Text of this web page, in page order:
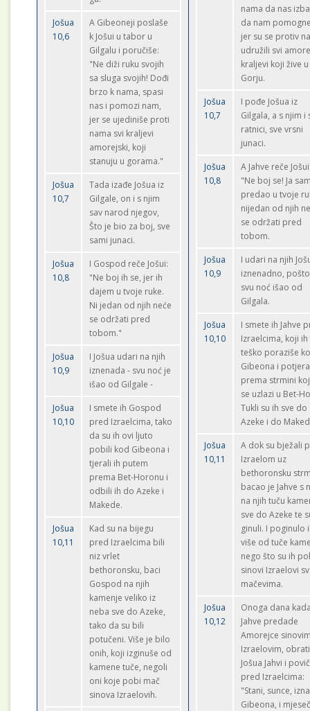
Jošua
10,6
A Gibeoneji poslaše
k Jošui u tabor u
Gilgalu i poručiše:
"Ne diži ruku svojih
sa sluga svojih! Dođi
brzo k nama, spasi
nas i pomozi nam,
jer se ujediniše proti
nama svi kraljevi
amorejski, koji
stanuju u gorama."
Jošua
10,7
Tada izađe Jošua iz
Gilgale, on i s njim
sav narod njegov,
Što je bio za boj, sve
sami junaci.
Jošua
10,8
I Gospod reče Jošui:
"Ne boj ih se, jer ih
dajem u tvoje ruke.
Ni jedan od njih neće
se održati pred
tobom."
Jošua
10,9
I Jošua udari na njih
iznenada - svu noć je
išao od Gilgale -
Jošua
10,10
I smete ih Gospod
pred Izraelcima, tako
da su ih ovi ljuto
pobili kod Gibeona i
tjerali ih putem
prema Bet-Horonu i
odbili ih do Azeke i
Makede.
Jošua
10,11
Kad su na bijegu
pred Izraelcima bili
niz vrlet
bethoronsku, baci
Gospod na njih
kamenje veliko iz
neba sve do Azeke,
tako da su bili
potučeni. Više je bilo
onih, koji izginuše od
kamene tuče, negoli
oni koje pobi mač
sinova Izraelovih.
nama da nas
da nam
jer su se protiv
udružili svi
kraljevi koji žive u
Gorju.
Jošua
10,7
I pođe Jošua iz
Gilgala, a s njim i
ratnici, sve vrsni
junaci.
Jošua
10,8
A Jahve reče
"Ne boj se! Ja
predao u tvoje
nijedan od njih
se održati pred
tobom.
Jošua
10,9
I udari na njih
iznenadno,
svu noć išao od
Gilgala.
Jošua
10,10
I smete ih Jahve
Izraelcima, koji ih
teško poraziše
Gibeona i
prema strmini
se uzlazi u Bet-
Tukli su ih sve do
Azeke i do
Jošua
10,11
A dok su bježali
Izraelom uz
bethoronsku
bacao je Jahve s
na njih tuču
sve do Azeke te
ginuli. I poginulo
više od tuče
nego što su ih
sinovi Izraelovi
mačevima.
Jošua
10,12
Onoga dana
Jahve predade
Amorejce
Izraelovim,
Jošua Jahvi i
pred Izraelcima:
"Stani, sunce,
Gibeona, i